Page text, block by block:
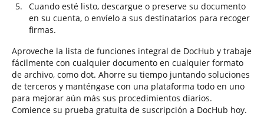
Cuando esté listo, descargue o preserve su documento
en su cuenta, o envíelo a sus destinatarios para recoger
firmas.
Aproveche la lista de funciones integral de DocHub y trabaje
fácilmente con cualquier documento en cualquier formato
de archivo, como dot. Ahorre su tiempo juntando soluciones
de terceros y manténgase con una plataforma todo en uno
para mejorar aún más sus procedimientos diarios.
Comience su prueba gratuita de suscripción a DocHub hoy.